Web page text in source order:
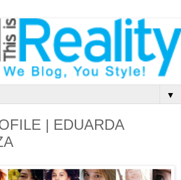
▼
| EDUARDA